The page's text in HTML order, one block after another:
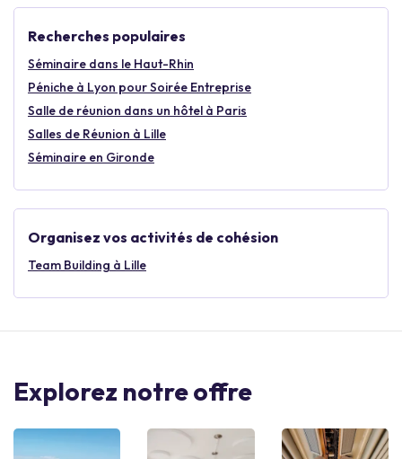
Recherches populaires
Séminaire dans le Haut-Rhin
Péniche à Lyon pour Soirée Entreprise
Salle de réunion dans un hôtel à Paris
Salles de Réunion à Lille
Séminaire en Gironde
Organisez vos activités de cohésion
Team Building à Lille
Explorez notre offre